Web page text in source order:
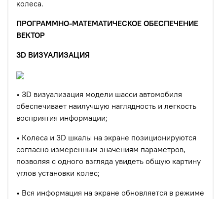
колеса.
ПРОГРАММНО-МАТЕМАТИЧЕСКОЕ ОБЕСПЕЧЕНИЕ
ВЕКТОР
3D ВИЗУАЛИЗАЦИЯ
• 3D визуализация модели шасси автомобиля
обеспечивает наилучшую наглядность и легкость
восприятия информации;
• Колеса и 3D шкалы на экране позиционируются
согласно измеренным значениям параметров,
позволяя с одного взгляда увидеть общую картину
углов установки колес;
• Вся информация на экране обновляется в режиме